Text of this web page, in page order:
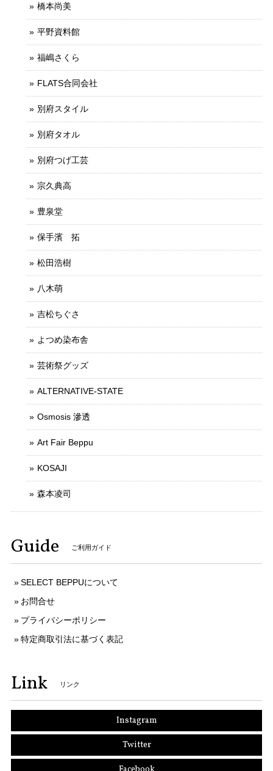
橋本尚美
平野資料館
福嶋さくら
FLATS合同会社
別府スタイル
別府タオル
別府つげ工芸
宗久典高
豊泉堂
保手濱 拓
松田浩樹
八木萌
吉松ちぐさ
よつめ染布舎
芸術祭グッズ
ALTERNATIVE-STATE
Osmosis 滲透
Art Fair Beppu
KOSAJI
森本凌司
Guide ご利用ガイド
SELECT BEPPUについて
お問合せ
プライバシーポリシー
特定商取引法に基づく表記
Link リンク
Instagram
Twitter